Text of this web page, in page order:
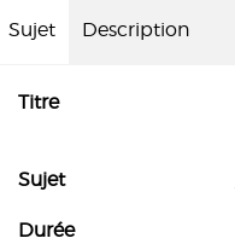
Sujet Description
Titre
Sujet
Durée